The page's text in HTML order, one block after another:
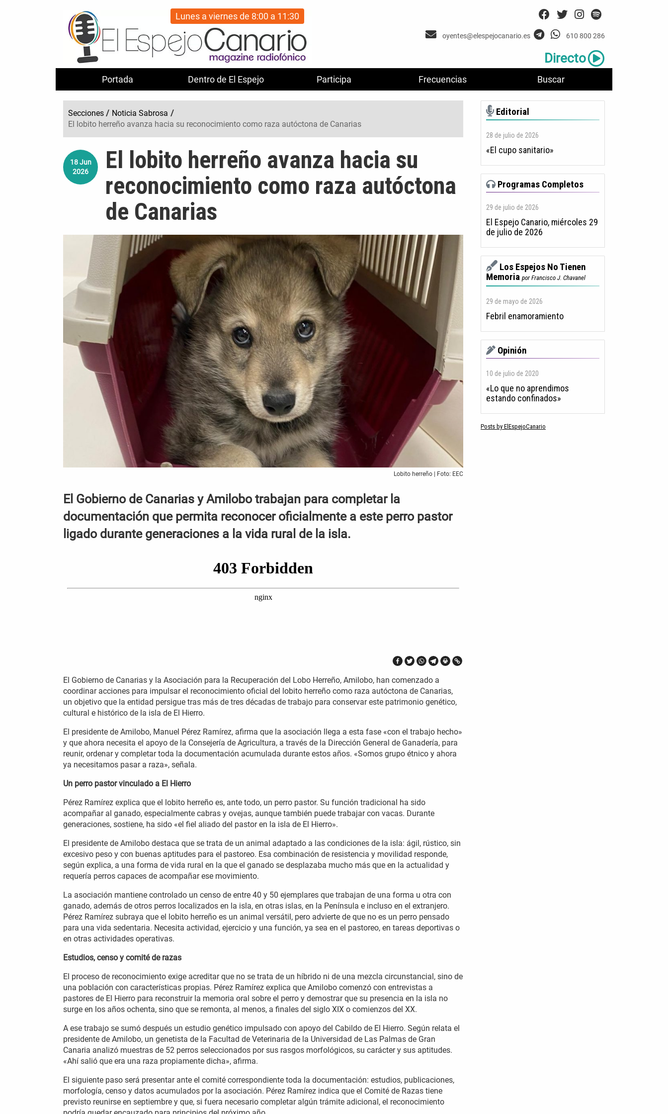
Portada Dentro de El Espejo Participa Frecuencias Buscar
Lunes a viernes de 8:00 a 11:30
oyentes@elespejocanario.es 610 800 286
Directo
Secciones / Noticia Sabrosa /
El lobito herreño avanza hacia su reconocimiento como raza autóctona de Canarias
18 Jun
2026
El lobito herreño avanza hacia su
reconocimiento como raza autóctona
de Canarias
Lobito herreño | Foto: EEC
El Gobierno de Canarias y Amilobo trabajan para completar la
documentación que permita reconocer oficialmente a este perro pastor
ligado durante generaciones a la vida rural de la isla.
El Gobierno de Canarias y la Asociación para la Recuperación del Lobo Herreño, Amilobo, han comenzado a
coordinar acciones para impulsar el reconocimiento oficial del lobito herreño como raza autóctona de Canarias,
un objetivo que la entidad persigue tras más de tres décadas de trabajo para conservar este patrimonio genético,
cultural e histórico de la isla de El Hierro.
El presidente de Amilobo, Manuel Pérez Ramírez, afirma que la asociación llega a esta fase «con el trabajo hecho»
y que ahora necesita el apoyo de la Consejería de Agricultura, a través de la Dirección General de Ganadería, para
reunir, ordenar y completar toda la documentación acumulada durante estos años. «Somos grupo étnico y ahora
ya necesitamos pasar a raza», señala.
Un perro pastor vinculado a El Hierro
Pérez Ramírez explica que el lobito herreño es, ante todo, un perro pastor. Su función tradicional ha sido
acompañar al ganado, especialmente cabras y ovejas, aunque también puede trabajar con vacas. Durante
generaciones, sostiene, ha sido «el fiel aliado del pastor en la isla de El Hierro».
El presidente de Amilobo destaca que se trata de un animal adaptado a las condiciones de la isla: ágil, rústico, sin
excesivo peso y con buenas aptitudes para el pastoreo. Esa combinación de resistencia y movilidad responde,
según explica, a una forma de vida rural en la que el ganado se desplazaba mucho más que en la actualidad y
requería perros capaces de acompañar ese movimiento.
La asociación mantiene controlado un censo de entre 40 y 50 ejemplares que trabajan de una forma u otra con
ganado, además de otros perros localizados en la isla, en otras islas, en la Península e incluso en el extranjero.
Pérez Ramírez subraya que el lobito herreño es un animal versátil, pero advierte de que no es un perro pensado
para una vida sedentaria. Necesita actividad, ejercicio y una función, ya sea en el pastoreo, en tareas deportivas o
en otras actividades operativas.
Estudios, censo y comité de razas
El proceso de reconocimiento exige acreditar que no se trata de un híbrido ni de una mezcla circunstancial, sino de
una población con características propias. Pérez Ramírez explica que Amilobo comenzó con entrevistas a
pastores de El Hierro para reconstruir la memoria oral sobre el perro y demostrar que su presencia en la isla no
surge en los años ochenta, sino que se remonta, al menos, a finales del siglo XIX o comienzos del XX.
A ese trabajo se sumó después un estudio genético impulsado con apoyo del Cabildo de El Hierro. Según relata el
presidente de Amilobo, un genetista de la Facultad de Veterinaria de la Universidad de Las Palmas de Gran
Canaria analizó muestras de 52 perros seleccionados por sus rasgos morfológicos, su carácter y sus aptitudes.
«Ahí salió que era una raza propiamente dicha», afirma.
El siguiente paso será presentar ante el comité correspondiente toda la documentación: estudios, publicaciones,
morfología, censo y datos acumulados por la asociación. Pérez Ramírez indica que el Comité de Razas tiene
previsto reunirse en septiembre y que, si fuera necesario completar algún trámite adicional, el reconocimiento
Editorial
28 de julio de 2026
«El cupo sanitario»
Programas Completos
29 de julio de 2026
El Espejo Canario, miércoles 29
de julio de 2026
Los Espejos No Tienen
Memoria por Francisco J. Chavanel
29 de mayo de 2026
Febril enamoramiento
Opinión
10 de julio de 2020
«Lo que no aprendimos
estando confinados»
Posts by ElEspejoCanario